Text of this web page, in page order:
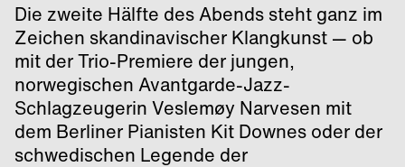
Die zweite Hälfte des Abends steht ganz im
Zeichen skandinavischer Klangkunst — ob
mit der Trio-Premiere der jungen,
norwegischen Avantgarde-Jazz-
Schlagzeugerin Veslemøy Narvesen mit
dem Berliner Pianisten Kit Downes oder der
schwedischen Legende der